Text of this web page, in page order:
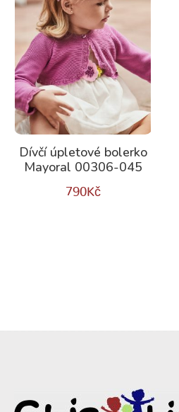
Dívčí úpletové bolerko
Mayoral 00306-045
790Kč